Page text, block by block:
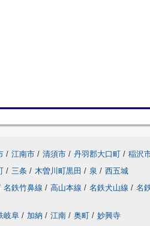
/ 江南市 / 清須市 / 丹羽郡大口町 / 稲沢
/ 三条 / 木曽川町黒田 / 泉 / 西五城
名鉄竹鼻線 / 高山本線 / 名鉄犬山線 / 名
岐阜 / 加納 / 江南 / 奥町 / 妙興寺